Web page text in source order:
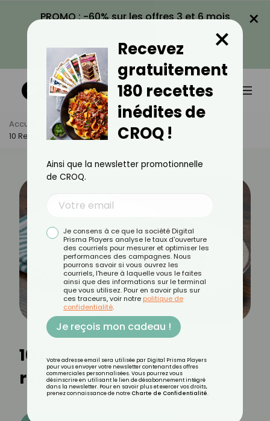
PROMO : -60% sur les offres 3 et 6 mois
VOIR LA PROMO
×
Accueil Actus
Recettes
10 Recettes De Gâteaux Régionaux À Découvrir
10 recettes de gâteaux
régionaux à découvrir
Recevez
gratuitement
180 recettes
inédites de
CROQ !
×
Ainsi que la newsletter promotionnelle
de CROQ.
Je consens à ce que la société Digital
Prisma Players analyse le taux d'ouverture
des courriels pour mesurer et optimiser les
performances des campagnes. Nous
pourrons savoir si vous ouvrez les
courriels, l'heure à laquelle vous le faites
ainsi que des informations sur le terminal
que vous utilisez. Pour en savoir plus sur
ces traceurs, voir notre politique de
confidentialité.
Je reçois mon cadeau !
Votre adresse email sera utilisée par Digital Prisma Players
pour vous envoyer votre newsletter contenant des offres
commerciales personnalisées. Vous pourrez vous
désinscrire en utilisant le lien de désabonnement intégré
dans la newsletter. Pour en savoir plus et exercer vos droits,
prenez connaissance de notre Charte de Confidentialité.